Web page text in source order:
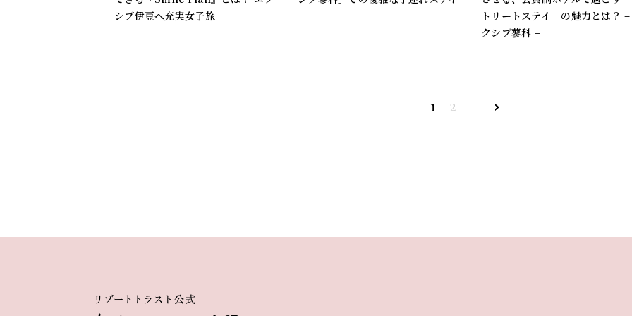
シブ伊豆へ充実女子旅
トリートステイ」の魅力とは？
クシブ蓼科 –
1 2 »